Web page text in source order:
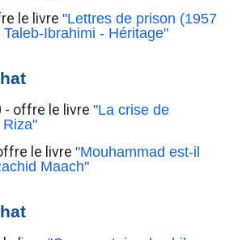
le livre "Lettres de prison (1957
Ibrahimi - Héritage"
- offre le livre "La crise de
Riza"
le livre "Mouhammad est-il
Maach"